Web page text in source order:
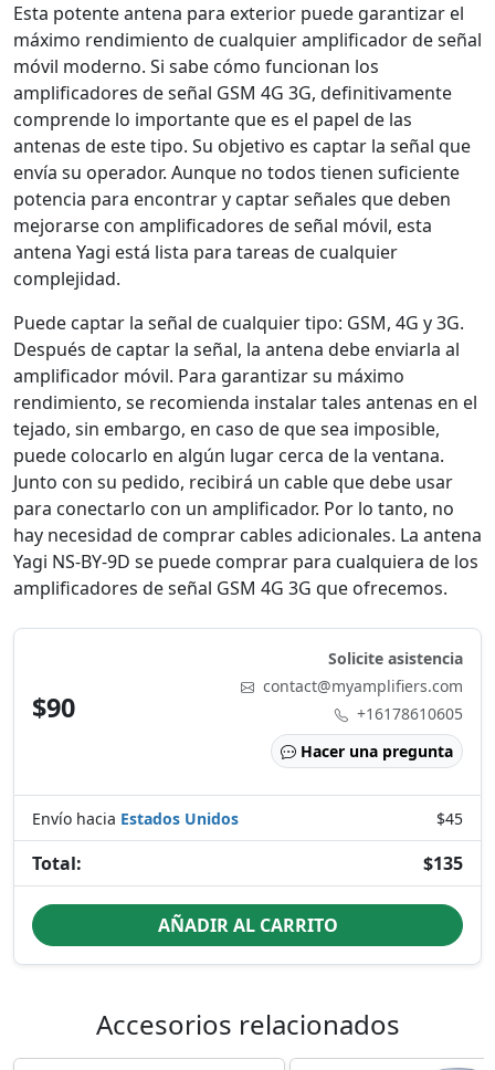
Esta potente antena para exterior puede garantizar el
máximo rendimiento de cualquier amplificador de señal
móvil moderno. Si sabe cómo funcionan los
amplificadores de señal GSM 4G 3G, definitivamente
comprende lo importante que es el papel de las
antenas de este tipo. Su objetivo es captar la señal que
envía su operador. Aunque no todos tienen suficiente
potencia para encontrar y captar señales que deben
mejorarse con amplificadores de señal móvil, esta
antena Yagi está lista para tareas de cualquier
complejidad.
Puede captar la señal de cualquier tipo: GSM, 4G y 3G.
Después de captar la señal, la antena debe enviarla al
amplificador móvil. Para garantizar su máximo
rendimiento, se recomienda instalar tales antenas en el
tejado, sin embargo, en caso de que sea imposible,
puede colocarlo en algún lugar cerca de la ventana.
Junto con su pedido, recibirá un cable que debe usar
para conectarlo con un amplificador. Por lo tanto, no
hay necesidad de comprar cables adicionales. La antena
Yagi NS-BY-9D se puede comprar para cualquiera de los
amplificadores de señal GSM 4G 3G que ofrecemos.
$90
Solicite asistencia
contact@myamplifiers.com
+16178610605
Hacer una pregunta
Envío hacia Estados Unidos $45
Total: $135
AÑADIR AL CARRITO
Accesorios relacionados